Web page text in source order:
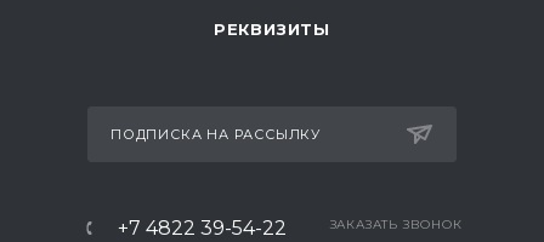
РЕКВИЗИТЫ
ПОДПИСКА НА РАССЫЛКУ
+7 4822 39-54-22 ЗАКАЗАТЬ ЗВОНОК